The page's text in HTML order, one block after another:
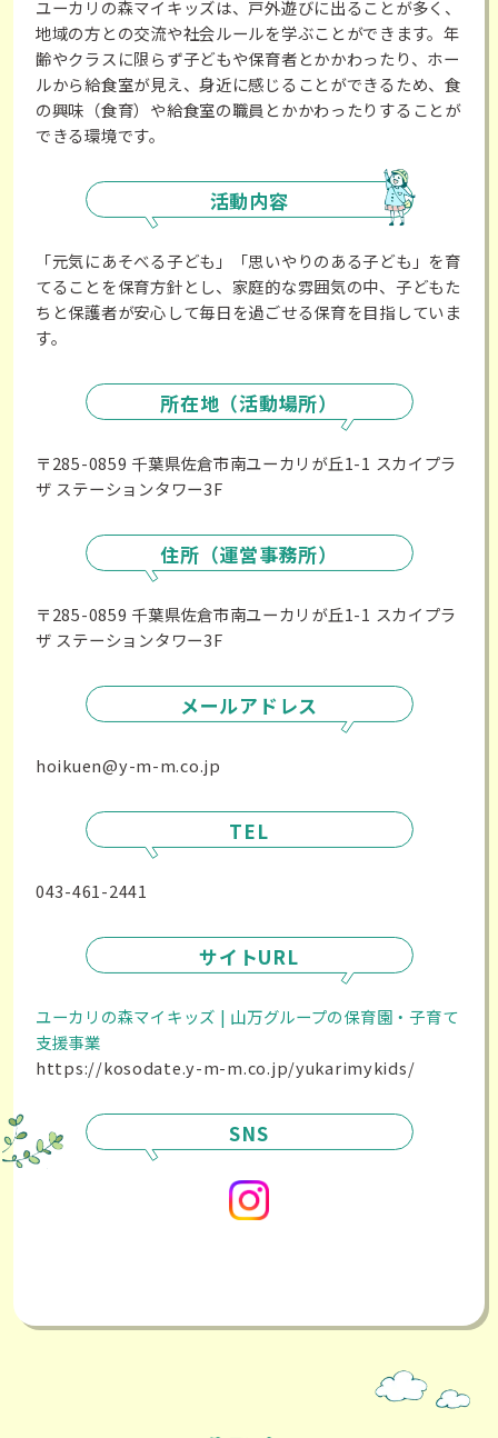
ユーカリの森マイキッズは、戸外遊びに出ることが多く、
地域の方との交流や社会ルールを学ぶことができます。年
齢やクラスに限らず子どもや保育者とかかわったり、ホー
ルから給食室が見え、身近に感じることができるため、食
の興味（食育）や給食室の職員とかかわったりすることが
できる環境です。
活動内容
「元気にあそべる子ども」「思いやりのある子ども」を育
てることを保育方針とし、家庭的な雰囲気の中、子どもた
ちと保護者が安心して毎日を過ごせる保育を目指していま
す。
所在地（活動場所）
〒285-0859 千葉県佐倉市南ユーカリが丘1-1 スカイプラ
ザ ステーションタワー3F
住所（運営事務所）
〒285-0859 千葉県佐倉市南ユーカリが丘1-1 スカイプラ
ザ ステーションタワー3F
メールアドレス
hoikuen@y-m-m.co.jp
TEL
043-461-2441
サイトURL
ユーカリの森マイキッズ | 山万グループの保育園・子育て
支援事業
https://kosodate.y-m-m.co.jp/yukarimykids/
SNS